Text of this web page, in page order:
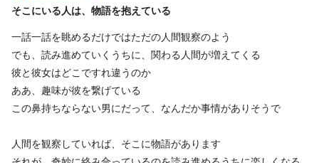
そこにいる人は、物語を抱えている
一話一話を眺めるだけではただの人間観察のよう
でも、読み進めていくうちに、関わる人間が増えてくる
彼と彼女はどこですれ違うのか
ああ、趣味が彼を繋げている
この鼻持ちならない男にだって、なんだか事情がありそうで
人間を観察していれば、そこに物語があります